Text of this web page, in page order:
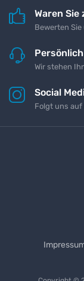
Waren
Bewerten
Wir stehen
Social
Folgt uns auf